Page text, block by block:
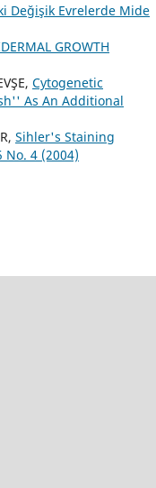
Değişik Evrelerde Mide
GROWTH
Cytogenetic
As An Additional
Sihler's Staining
No. 4 (2004)